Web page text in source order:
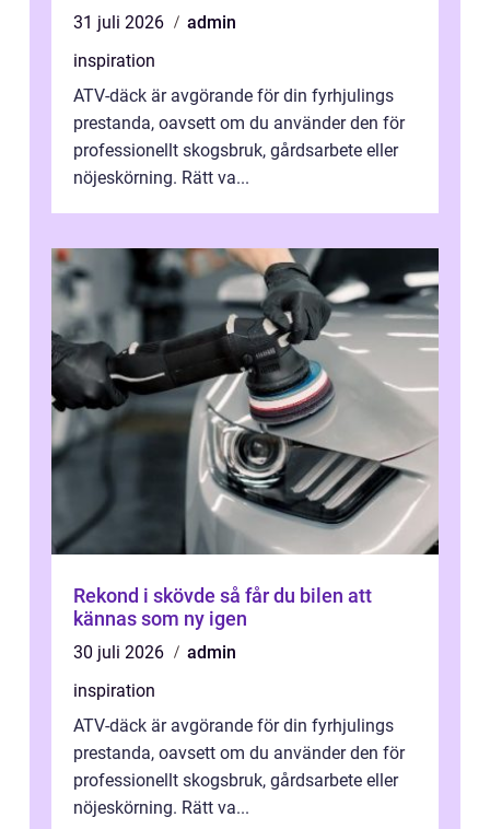
31 juli 2026
admin
inspiration
ATV-däck är avgörande för din fyrhjulings
prestanda, oavsett om du använder den för
professionellt skogsbruk, gårdsarbete eller
nöjeskörning. Rätt va...
Rekond i skövde så får du bilen att
kännas som ny igen
30 juli 2026
admin
inspiration
ATV-däck är avgörande för din fyrhjulings
prestanda, oavsett om du använder den för
professionellt skogsbruk, gårdsarbete eller
nöjeskörning. Rätt va...